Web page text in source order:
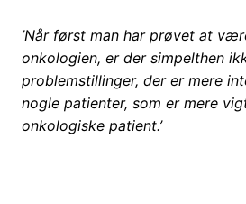
’Når først man har prøvet at
onkologien, er der simpelthen
problemstillinger, der er mere
nogle patienter, som er mere
onkologiske patient.’